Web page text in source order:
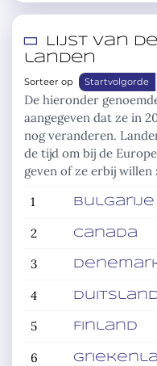
Lijst van
landen
Sorteer op Startvolgorde
De hieronder
aangegeven dat ze in
nog veranderen.
de tijd om bij de
geven of ze erbij willen
1 Bulgarije
2 Canada
3
4
5 Finland
6